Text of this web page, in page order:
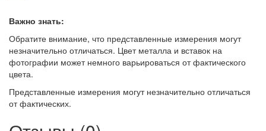
Важно знать:
Обратите внимание, что представленные измерения могут
незначительно отличаться. Цвет металла и вставок на
фотографии может немного варьироваться от фактического
цвета.
Представленные измерения могут незначительно отличаться
от фактических.